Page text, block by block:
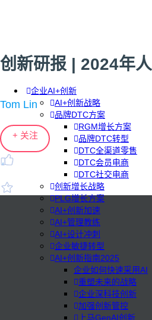
企业AI+创新
AI+创新战略
品牌DTC方案
RGM增长方案
品牌DTC转型
DTC全渠道零售
DTC会员电商
DTC社交电商
创新增长战略
PLG增长方案
AI+创新加速
AI+管理教练
AI+设计冲刺
企业敏捷转型
AI+创新指南2025
企业如何快速采用AI
重塑未来的战略
企业深科技创新
加强创新管控
上马GenAI创新
创新研报 | 2024年
Tom Lin
+ 关注